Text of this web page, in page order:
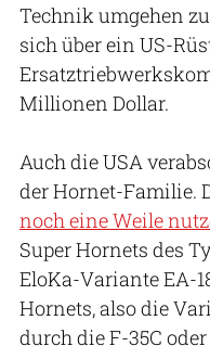
Technik umgehen
sich über ein US-
Millionen Dollar.
Auch die USA
der Hornet-Familie.
noch eine Weile
Super Hornets des
EloKa-Variante EA-
Hornets, also die
durch die F-35C